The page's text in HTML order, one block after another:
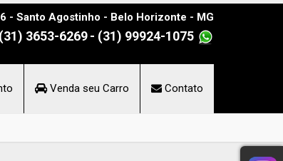
- Santo Agostinho - Belo Horizonte - MG
3653-6269- (31) 99924-1075
Venda seu Carro Contato